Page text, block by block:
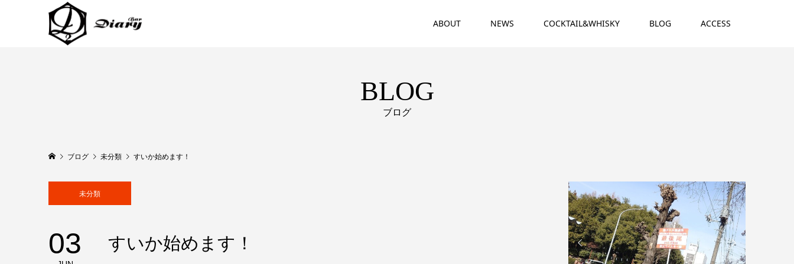
ABOUT NEWS COCKTAIL&WHISKY BLOG ACCESS
BLOG
ブログ
ブログ 未分類 すいか始めます！
未分類
03 すいか始めます！  